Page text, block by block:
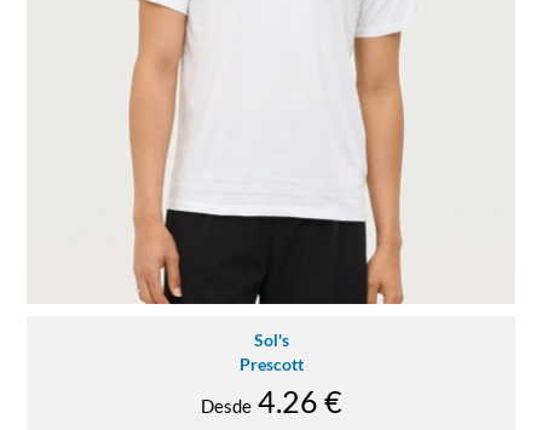
Sol's
Prescott
Desde4.26 €